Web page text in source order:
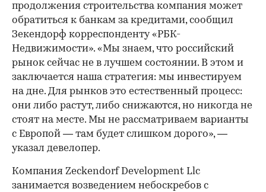
продолжения строительства компания может
обратиться к банкам за кредитами, сообщил
Зекендорф корреспонденту «РБК-
Недвижимости». «Мы знаем, что российский
рынок сейчас не в лучшем состоянии. В этом и
заключается наша стратегия: мы инвестируем
на дне. Для рынков это естественный процесс:
они либо растут, либо снижаются, но никогда не
стоят на месте. Мы не рассматриваем варианты
с Европой — там будет слишком дорого», —
указал девелопер.
Компания Zeckendorf Development Llc
занимается возведением небоскребов с